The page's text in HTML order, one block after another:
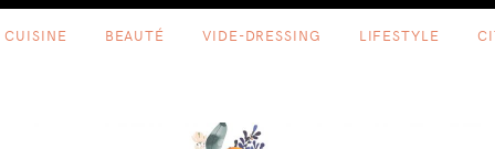
CUISINE BEAUTÉ VIDE-DRESSING LIFESTYLE